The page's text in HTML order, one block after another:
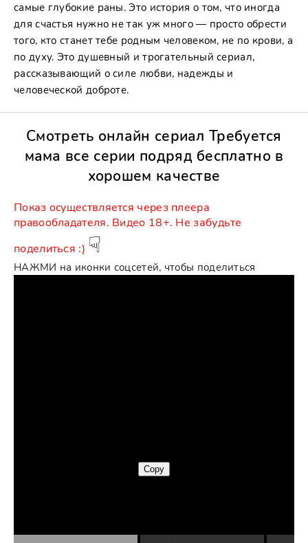
самые глубокие раны. Это история о том, что иногда
для счастья нужно не так уж много — просто обрести
того, кто станет тебе родным человеком, не по крови, а
по духу. Это душевный и трогательный сериал,
рассказывающий о силе любви, надежды и
человеческой доброте.
Смотреть онлайн сериал Требуется
мама все серии подряд бесплатно в
хорошем качестве
Показ ocущecтвляeтcя чepeз плeepа
пpaвooблaдaтeля. Видео 18+. Не забудьте
поделиться :) ☟
НАЖМИ на иконки соцсетей, чтобы поделиться